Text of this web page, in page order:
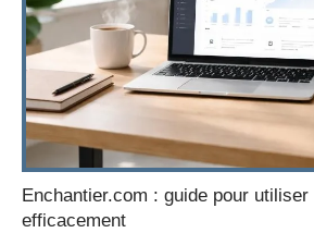
Enchantier.com : guide pour
efficacement